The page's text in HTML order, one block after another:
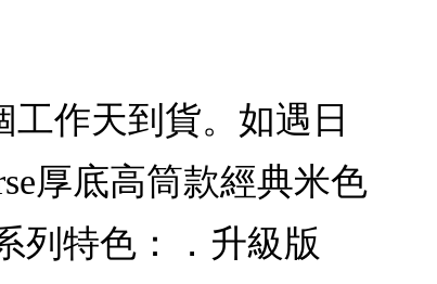
作天到貨。如遇日
厚底高筒款經典米色
列特色：．升級版